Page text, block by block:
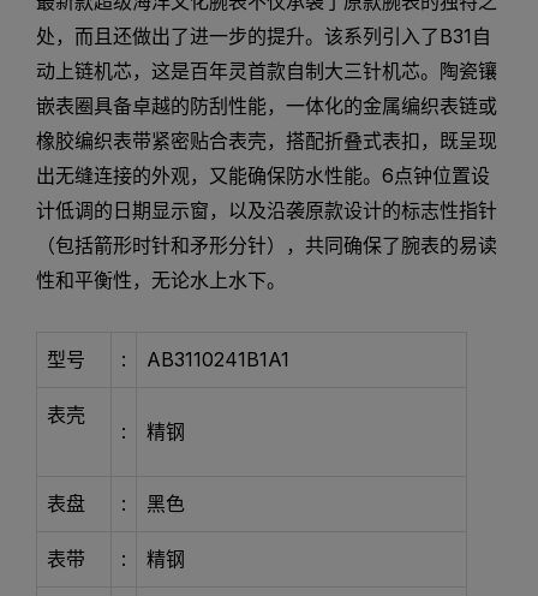
处，而且还做出了进一步的提升。该系列引入了B31自
动上链机芯，这是百年灵首款自制大三针机芯。陶瓷镶
嵌表圈具备卓越的防刮性能，一体化的金属编织表链或
橡胶编织表带紧密贴合表壳，搭配折叠式表扣，既呈现
出无缝连接的外观，又能确保防水性能。6点钟位置设
计低调的日期显示窗，以及沿袭原款设计的标志性指针
（包括箭形时针和矛形分针），共同确保了腕表的易读
性和平衡性，无论水上水下。
型号 : AB3110241B1A1
表壳
: 精钢
表盘 : 黑色
表带 : 精钢